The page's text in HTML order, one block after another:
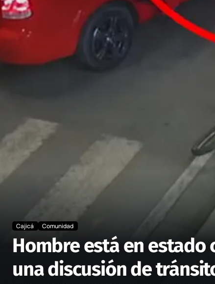
Cajicá Comunidad
Hombre está en
una discusión de